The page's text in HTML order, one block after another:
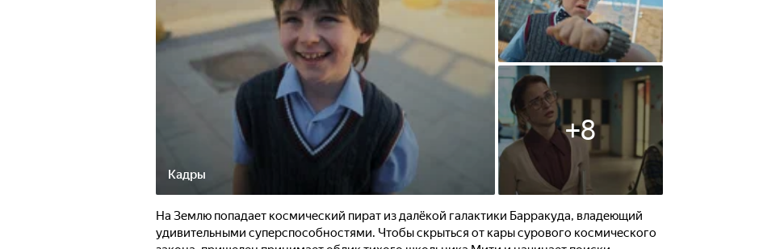
Кадры
+8
На Землю попадает космический пират из далёкой галактики Барракуда, владеющий
удивительными суперспособностями. Чтобы скрыться от кары сурового космического